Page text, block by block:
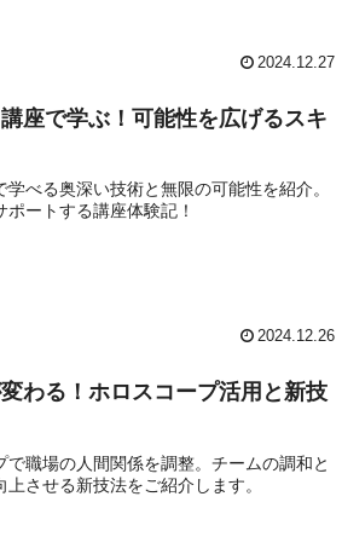
2024.12.27
座で学ぶ！可能性を広げるスキ
べる奥深い技術と無限の可能性を紹介。
ートする講座体験記！
2024.12.26
わる！ホロスコープ活用と新技
職場の人間関係を調整。チームの調和と
させる新技法をご紹介します。